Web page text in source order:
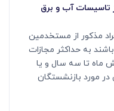
از تاسیسات آب و برق
افراد مذکور از مستخدمین
به حداکثر مجازات
از شش ماه تا سه سال و یا
مورد بازنشستگان